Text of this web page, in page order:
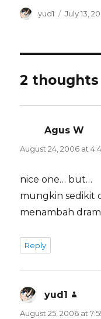
Author
yud1
Posted
July 13,
2 thoughts
Agus W
August 24, 2006 at
nice one… but…
mungkin sedikit
menambah
Reply
yud1
August 25, 2006 at